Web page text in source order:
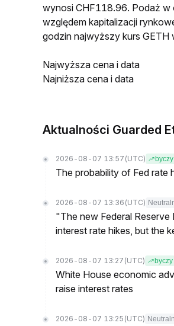
wynosi CHF118.96. Podaż
względem kapitalizacji
godzin najwyższy kurs
Najwyższa cena i data
Najniższa cena i data
Aktualności Guarded
2026-08-07 13:57 (UTC) byczy
The probability of Fed rate
2026-08-07 13:36 (UTC)
"The new Federal
interest rate hikes, but the
2026-08-07 13:27 (UTC) byczy
White House economic
raise interest rates
2026-08-07 13:25 (UTC)